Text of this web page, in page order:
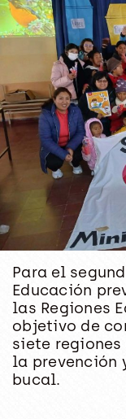
Para el
Educación
las Regiones
objetivo de
siete
la prevención
bucal.